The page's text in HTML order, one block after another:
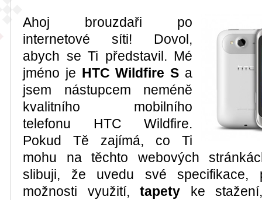
Ahoj brouzdaři po
internetové síti! Dovol,
abych se Ti představil. Mé
jméno je HTC Wildfire S a
jsem nástupcem neméně
kvalitního mobilního
telefonu HTC Wildfire.
Pokud Tě zajímá, co Ti
mohu na těchto webových
slibuji, že uvedu své specifikace,
možnosti využití, tapety ke